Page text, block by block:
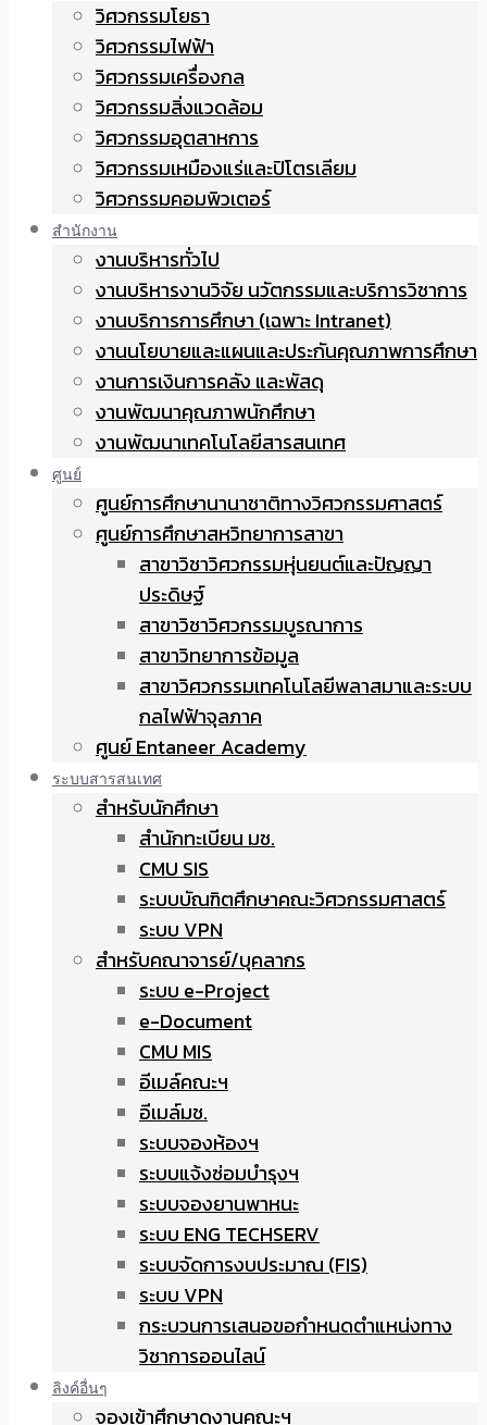
วิศวกรรมโยธา
วิศวกรรมไฟฟ้า
วิศวกรรมเครื่องกล
วิศวกรรมสิ่งแวดล้อม
วิศวกรรมอุตสาหการ
วิศวกรรมเหมืองแร่และปิโตรเลียม
วิศวกรรมคอมพิวเตอร์
สำนักงาน
งานบริหารทั่วไป
งานบริหารงานวิจัย นวัตกรรมและบริการวิชาการ
งานบริการการศึกษา (เฉพาะ Intranet)
งานนโยบายและแผนและประกันคุณภาพการศึกษา
งานการเงินการคลัง และพัสดุ
งานพัฒนาคุณภาพนักศึกษา
งานพัฒนาเทคโนโลยีสารสนเทศ
ศูนย์
ศูนย์การศึกษานานาชาติทางวิศวกรรมศาสตร์
ศูนย์การศึกษาสหวิทยาการสาขา
สาขาวิชาวิศวกรรมหุ่นยนต์และปัญญา
ประดิษฐ์
สาขาวิชาวิศวกรรมบูรณาการ
สาขาวิทยาการข้อมูล
สาขาวิศวกรรมเทคโนโลยีพลาสมาและระบบ
กลไฟฟ้าจุลภาค
ศูนย์ Entaneer Academy
ระบบสารสนเทศ
สำหรับนักศึกษา
สำนักทะเบียน มช.
CMU SIS
ระบบบัณฑิตศึกษาคณะวิศวกรรมศาสตร์
ระบบ VPN
สำหรับคณาจารย์/บุคลากร
ระบบ e-Project
e-Document
CMU MIS
อีเมล์คณะฯ
อีเมล์มช.
ระบบจองห้องฯ
ระบบแจ้งซ่อมบำรุงฯ
ระบบจองยานพาหนะ
ระบบ ENG TECHSERV
ระบบจัดการงบประมาณ (FIS)
ระบบ VPN
กระบวนการเสนอขอกำหนดตำแหน่งทาง
วิชาการออนไลน์
ลิงค์อื่นๆ
จองเข้าศึกษาดูงานคณะฯ